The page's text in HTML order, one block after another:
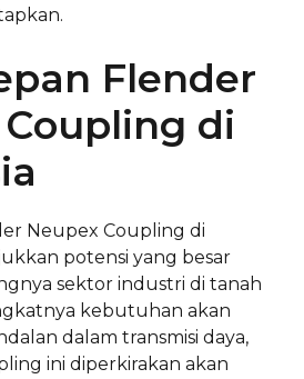
Flender
di
Neupex Coupling di
potensi yang besar
sektor industri di tanah
kebutuhan akan
dalam transmisi daya,
ini diperkirakan akan